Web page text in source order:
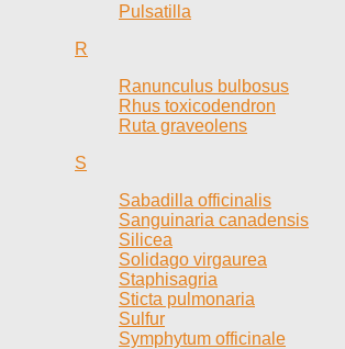
Pulsatilla
R
Ranunculus bulbosus
Rhus toxicodendron
Ruta graveolens
S
Sabadilla officinalis
Sanguinaria canadensis
Silicea
Solidago virgaurea
Staphisagria
Sticta pulmonaria
Sulfur
Symphytum officinale